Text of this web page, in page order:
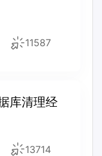
11587
库清理经
13714